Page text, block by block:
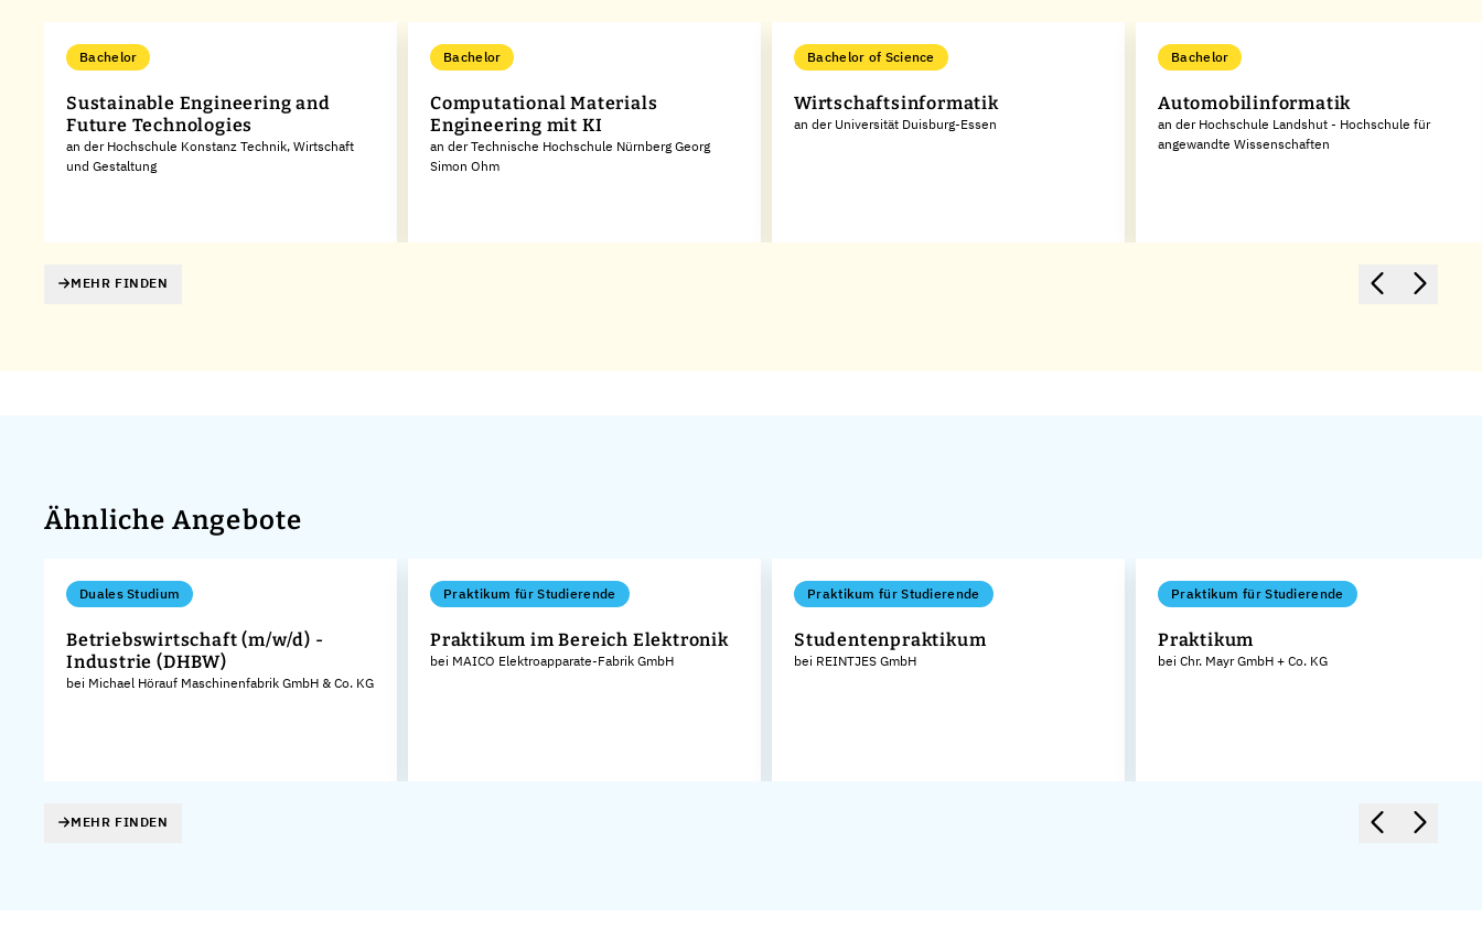
Bachelor
Sustainable Engineering and
Future Technologies
an der Hochschule Konstanz Technik, Wirtschaft
und Gestaltung
Bachelor
Computational Materials
Engineering mit KI
an der Technische Hochschule Nürnberg Georg
Simon Ohm
Bachelor of Science
Wirtschaftsinformatik
an der Universität Duisburg-Essen
Bachelor
Automobilinformatik
an der Hochschule Landshut - Hochschule für
angewandte Wissenschaften
MEHR FINDEN
Ähnliche Angebote
Duales Studium
Betriebswirtschaft (m/w/d) -
Industrie (DHBW)
bei Michael Hörauf Maschinenfabrik GmbH & Co. KG
Praktikum für Studierende
Praktikum im Bereich Elektronik
bei MAICO Elektroapparate-Fabrik GmbH
Praktikum für Studierende
Studentenpraktikum
bei REINTJES GmbH
Praktikum für Studierende
Praktikum
bei Chr. Mayr GmbH + Co. KG
MEHR FINDEN